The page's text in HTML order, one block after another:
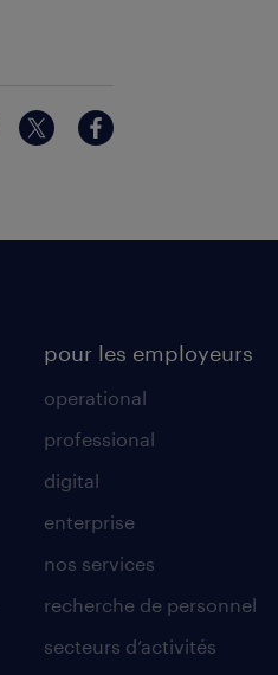
pour les employeurs
operational
professional
digital
enterprise
nos services
recherche de personnel
secteurs d’activités